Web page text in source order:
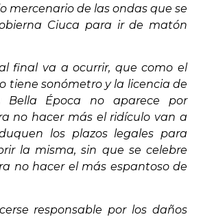
mercenario de las ondas que se
Ciuca para ir de matón
final va a ocurrir, que como el
tiene sonómetro y la licencia de
Época no aparece por
no hacer más el ridículo van a
los plazos legales para
la misma, sin que se celebre
no hacer el más espantoso de
responsable por los daños